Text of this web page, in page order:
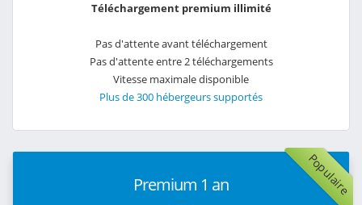
Téléchargement premium illimité
Pas d'attente avant téléchargement
Pas d'attente entre 2 téléchargements
Vitesse maximale disponible
Plus de 300 hébergeurs supportés
Populaire
Premium 1 an